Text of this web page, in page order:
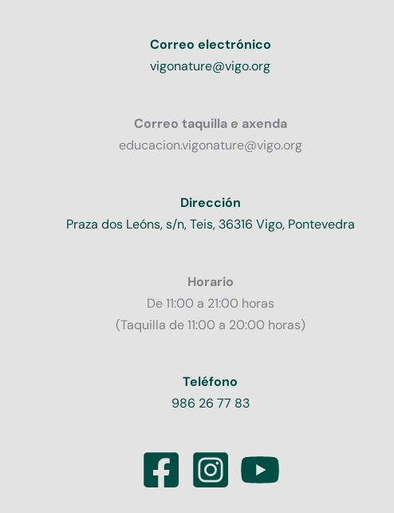
Correo electrónico
vigonature@vigo.org
Correo taquilla e axenda
educacion.vigonature@vigo.org
Dirección
Praza dos Leóns, s/n, Teis, 36316 Vigo, Pontevedra
Horario
De 11:00 a 21:00 horas
(Taquilla de 11:00 a 20:00 horas)
Teléfono
986 26 77 83